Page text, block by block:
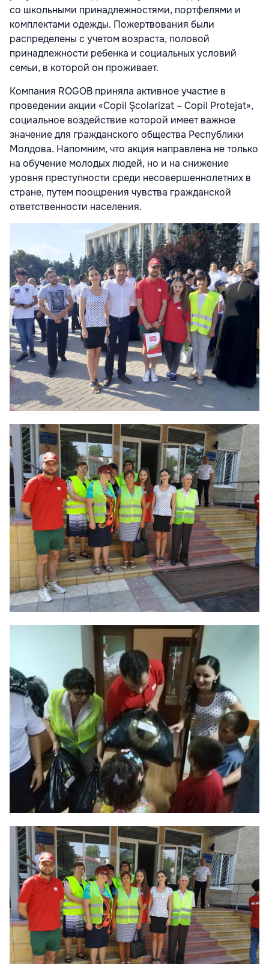
со школьными принадлежностями, портфелями и
комплектами одежды. Пожертвования были
распределены с учетом возраста, половой
принадлежности ребенка и социальных условий
семьи, в которой он проживает.
Компания ROGOB приняла активное участие в
проведении акции «Copil Școlarizat – Copil Protejat»,
социальное воздействие которой имеет важное
значение для гражданского общества Республики
Молдова. Напомним, что акция направлена не только
на обучение молодых людей, но и на снижение
уровня преступности среди несовершеннолетних в
стране, путем поощрения чувства гражданской
ответственности населения.